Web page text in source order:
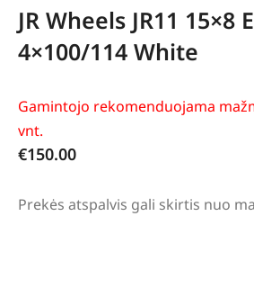
JR Wheels JR11 15×8
4×100/114 White
Gamintojo rekomenduojama
vnt.
€150.00
Prekės atspalvis gali skirtis nuo